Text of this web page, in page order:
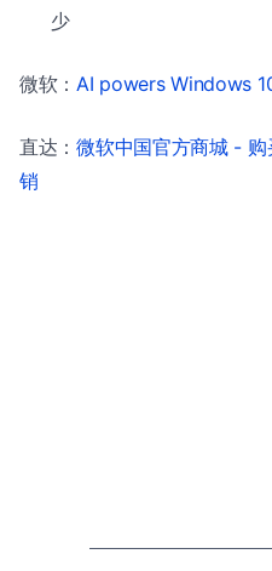
少
微软： AI powers Windows
直达：微软中国官方商城 -
销